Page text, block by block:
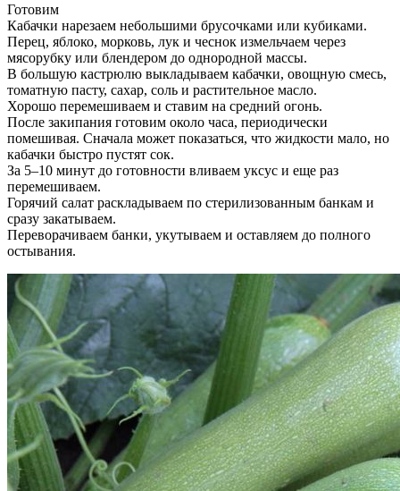
Готовим
Кабачки нарезаем небольшими брусочками или кубиками.
Перец, яблоко, морковь, лук и чеснок измельчаем через
мясорубку или блендером до однородной массы.
В большую кастрюлю выкладываем кабачки, овощную смесь,
томатную пасту, сахар, соль и растительное масло.
Хорошо перемешиваем и ставим на средний огонь.
После закипания готовим около часа, периодически
помешивая. Сначала может показаться, что жидкости мало, но
кабачки быстро пустят сок.
За 5–10 минут до готовности вливаем уксус и еще раз
перемешиваем.
Горячий салат раскладываем по стерилизованным банкам и
сразу закатываем.
Переворачиваем банки, укутываем и оставляем до полного
остывания.